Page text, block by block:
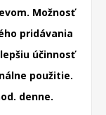
Možnosť
pridávania
účinnosť
použitie.
denne.